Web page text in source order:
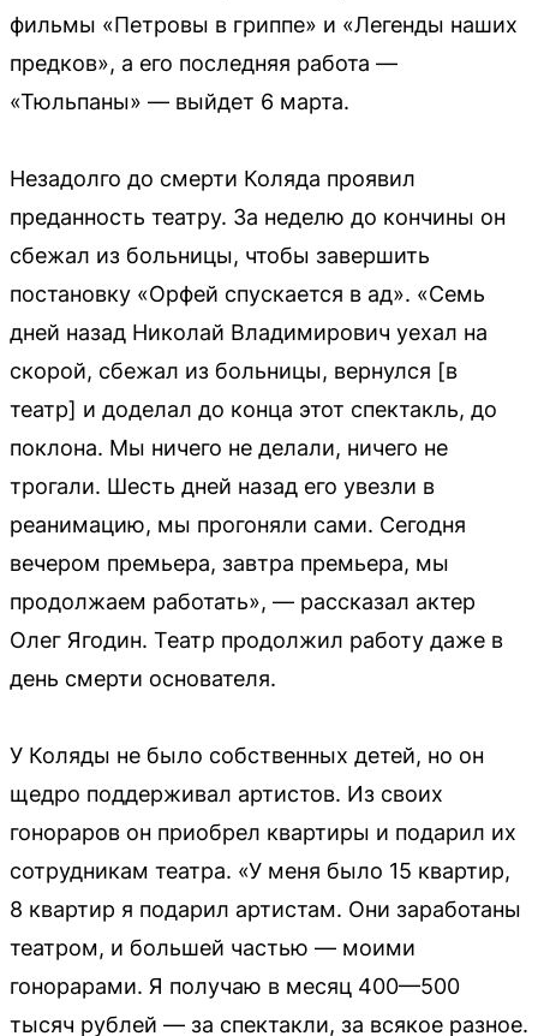
фильмы «Петровы в гриппе» и «Легенды наших
предков», а его последняя работа —
«Тюльпаны» — выйдет 6 марта.
Незадолго до смерти Коляда проявил
преданность театру. За неделю до кончины он
сбежал из больницы, чтобы завершить
постановку «Орфей спускается в ад». «Семь
дней назад Николай Владимирович уехал на
скорой, сбежал из больницы, вернулся [в
театр] и доделал до конца этот спектакль, до
поклона. Мы ничего не делали, ничего не
трогали. Шесть дней назад его увезли в
реанимацию, мы прогоняли сами. Сегодня
вечером премьера, завтра премьера, мы
продолжаем работать», — рассказал актер
Олег Ягодин. Театр продолжил работу даже в
день смерти основателя.
У Коляды не было собственных детей, но он
щедро поддерживал артистов. Из своих
гонораров он приобрел квартиры и подарил их
сотрудникам театра. «У меня было 15 квартир,
8 квартир я подарил артистам. Они заработаны
театром, и большей частью — моими
гонорарами. Я получаю в месяц 400—500
тысяч рублей — за спектакли, за всякое разное.